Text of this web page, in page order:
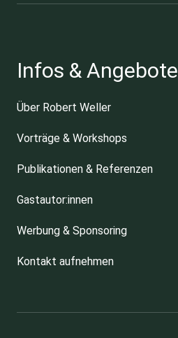
Infos & Angebote
Über Robert Weller
Vorträge & Workshops
Publikationen & Referenzen
Gastautor:innen
Werbung & Sponsoring
Kontakt aufnehmen